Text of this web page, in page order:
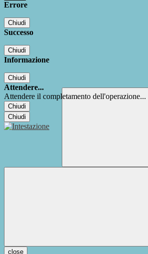
Errore
Chiudi
Successo
Chiudi
Informazione
Chiudi
Attendere...
Attendere il completamento dell'operazione...
Chiudi
Chiudi
close